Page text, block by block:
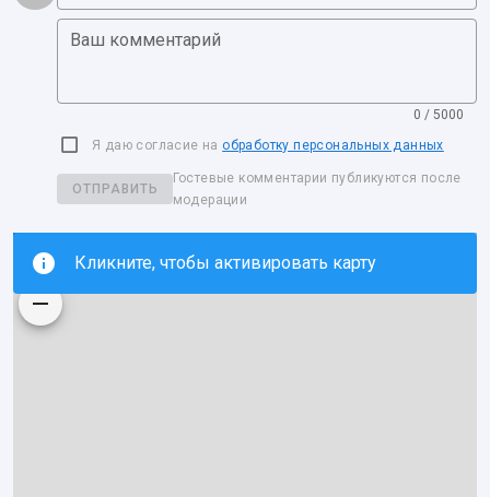
Ваш комментарий
0 / 5000
Я даю согласие на обработку персональных данных
ОТПРАВИТЬ
Гостевые комментарии публикуются после
модерации
Кликните, чтобы активировать карту